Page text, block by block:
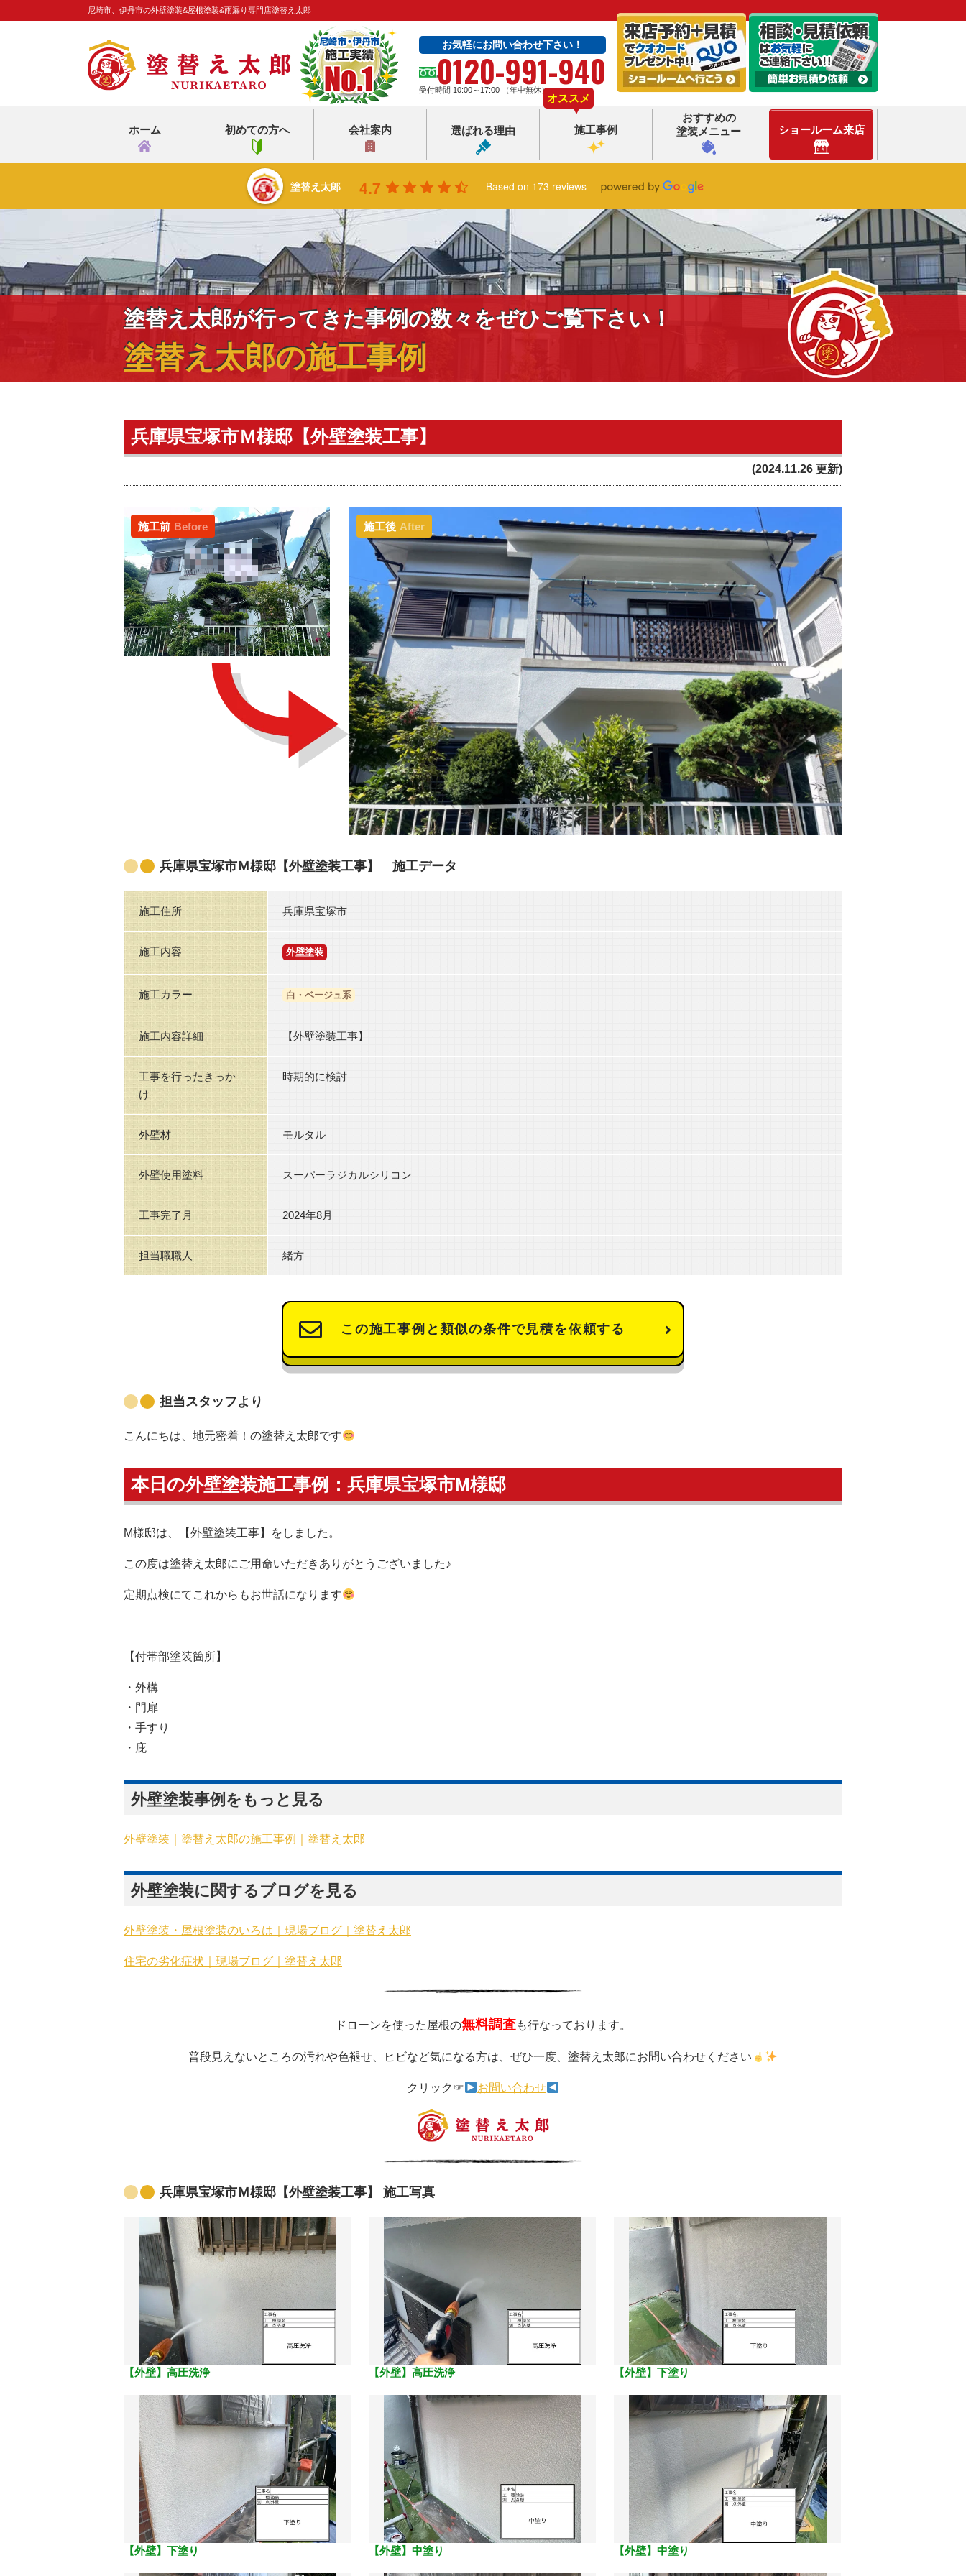
尼崎市、伊丹市の外壁塗装&屋根塗装&雨漏り専門店塗替え太郎
お気軽にお問い合わせ下さい！
0120-991-940
受付時間 10:00～17:00 （年中無休）
ホーム 初めての方へ 会社案内 選ばれる理由 施工事例
オススメ
おすすめの
塗装メニュー
ショールーム来店
塗替え太郎 4.7 Based on 173 reviews
塗替え太郎が行ってきた事例の数々をぜひご覧下さい！
塗替え太郎の施工事例
兵庫県宝塚市Ｍ様邸【外壁塗装工事】
(2024.11.26 更新)
施工後 After
施工前 Before
兵庫県宝塚市Ｍ様邸【外壁塗装工事】 施工データ
施工住所 兵庫県宝塚市
施工内容 外壁塗装
施工カラー 白・ベージュ系
施工内容詳細 【外壁塗装工事】
工事を行ったきっか
け
時期的に検討
外壁材 モルタル
外壁使用塗料 スーパーラジカルシリコン
工事完了月 2024年8月
担当職職人 緒方
この施工事例と類似の条件で見積を依頼する
担当スタッフより
こんにちは、地元密着！の塗替え太郎です
本日の外壁塗装施工事例：兵庫県宝塚市M様邸
M様邸は、【外壁塗装工事】をしました。
この度は塗替え太郎にご用命いただきありがとうございました♪
定期点検にてこれからもお世話になります
【付帯部塗装箇所】
・外構
・門扉
・手すり
・庇
外壁塗装事例をもっと見る
外壁塗装｜塗替え太郎の施工事例｜塗替え太郎
外壁塗装に関するブログを見る
外壁塗装・屋根塗装のいろは｜現場ブログ｜塗替え太郎
住宅の劣化症状｜現場ブログ｜塗替え太郎
ドローンを使った屋根の無料調査も行なっております。
普段見えないところの汚れや色褪せ、ヒビなど気になる方は、ぜひ一度、塗替え太郎にお問い合わせください
クリック☞ お問い合わせ
兵庫県宝塚市Ｍ様邸【外壁塗装工事】 施工写真
【外壁】高圧洗浄 【外壁】高圧洗浄 【外壁】下塗り
【外壁】下塗り 【外壁】中塗り 【外壁】中塗り